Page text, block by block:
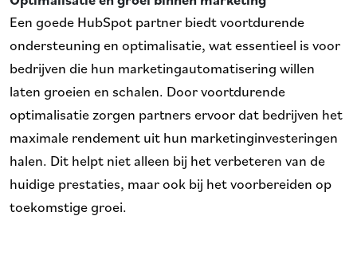
Een goede HubSpot partner biedt voortdurende
ondersteuning en optimalisatie, wat essentieel is voor
bedrijven die hun marketingautomatisering willen
laten groeien en schalen. Door voortdurende
optimalisatie zorgen partners ervoor dat bedrijven het
maximale rendement uit hun marketinginvesteringen
halen. Dit helpt niet alleen bij het verbeteren van de
huidige prestaties, maar ook bij het voorbereiden op
toekomstige groei.